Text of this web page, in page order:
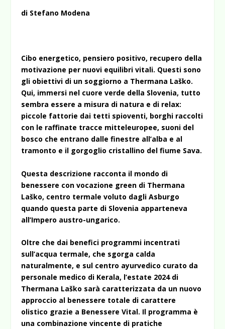
di Stefano Modena
Cibo energetico, pensiero positivo, recupero della
motivazione per nuovi equilibri vitali. Questi sono
gli obiettivi di un soggiorno a Thermana Laško.
Qui, immersi nel cuore verde della Slovenia, tutto
sembra essere a misura di natura e di relax:
piccole fattorie dai tetti spioventi, borghi raccolti
con le raffinate tracce mitteleuropee, suoni del
bosco che entrano dalle finestre all’alba e al
tramonto e il gorgoglio cristallino del fiume Sava.
Questa descrizione racconta il mondo di
benessere con vocazione green di Thermana
Laško, centro termale voluto dagli Asburgo
quando questa parte di Slovenia apparteneva
all’Impero austro-ungarico.
Oltre che dai benefici programmi incentrati
sull’acqua termale, che sgorga calda
naturalmente, e sul centro ayurvedico curato da
personale medico di Kerala, l’estate 2024 di
Thermana Laško sarà caratterizzata da un nuovo
approccio al benessere totale di carattere
olistico grazie a Benessere Vital. Il programma è
una combinazione vincente di pratiche